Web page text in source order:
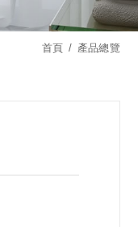
首頁 產品總覽